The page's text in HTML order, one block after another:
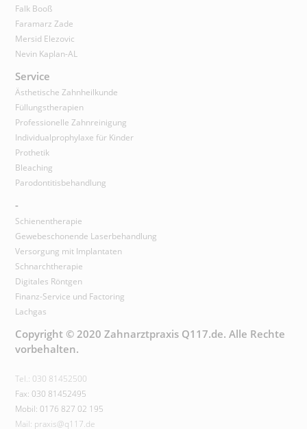
Falk Booß
Faramarz Zade
Mersid Elezovic
Nevin Kaplan-AL
Service
Ästhetische Zahnheilkunde
Füllungstherapien
Professionelle Zahnreinigung
Individualprophylaxe für Kinder
Prothetik
Bleaching
Parodontitisbehandlung
-
Schienentherapie
Gewebeschonende Laserbehandlung
Versorgung mit Implantaten
Schnarchtherapie
Digitales Röntgen
Finanz-Service und Factoring
Lachgas
Copyright © 2020 Zahnarztpraxis Q117.de. Alle Rechte
vorbehalten.
Tel.: 030 81452500
Fax: 030 81452495
Mobil: 0176 827 02 195
Mail: praxis@q117.de